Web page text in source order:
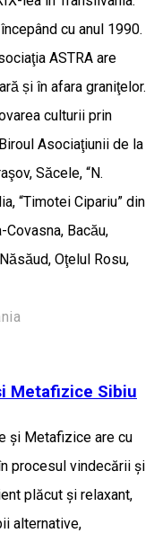
cu anul 1990.
ASTRA are
și în afara graniţelor.
culturii prin
Asociaţiunii de la
Săcele, “N.
“Timotei Cipariu” din
Covasna, Bacău,
Oţelul Rosu,
Metafizice Sibiu
și Metafizice are cu
procesul vindecării și
plăcut și relaxant,
alternative,